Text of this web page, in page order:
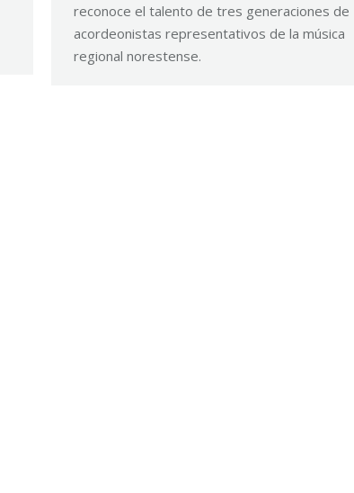
reconoce el talento de tres generaciones de
acordeonistas representativos de la música
regional norestense.